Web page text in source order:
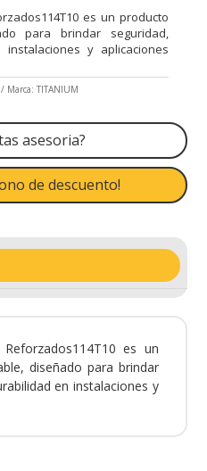
es un producto
para brindar seguridad,
y aplicaciones
Marca: TITANIUM
asesoria?
de descuento!
es un
diseñado para brindar
en instalaciones y